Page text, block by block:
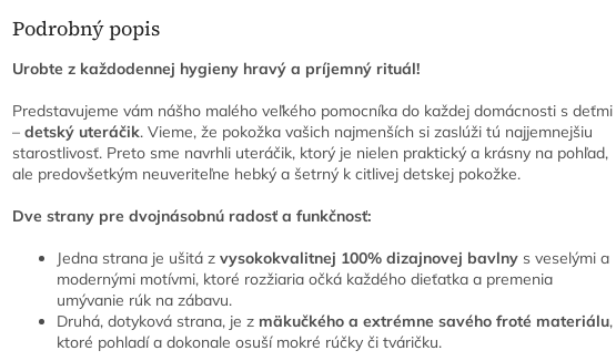
Podrobný popis
Urobte z každodennej hygieny hravý a príjemný rituál!
Predstavujeme vám nášho malého veľkého pomocníka do každej domácnosti s deťmi
– detský uteráčik. Vieme, že pokožka vašich najmenších si zaslúži tú najjemnejšiu
starostlivosť. Preto sme navrhli uteráčik, ktorý je nielen praktický a krásny na pohľad,
ale predovšetkým neuveriteľne hebký a šetrný k citlivej detskej pokožke.
Dve strany pre dvojnásobnú radosť a funkčnosť:
Jedna strana je ušitá z vysokokvalitnej 100% dizajnovej bavlny s veselými a
modernými motívmi, ktoré rozžiaria očká každého dieťatka a premenia
umývanie rúk na zábavu.
Druhá, dotyková strana, je z mäkučkého a extrémne savého froté materiálu,
ktoré pohladí a dokonale osuší mokré rúčky či tváričku.